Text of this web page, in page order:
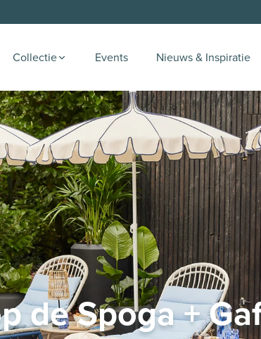
Collectie Events Nieuws & Inspiratie
de Spoga +